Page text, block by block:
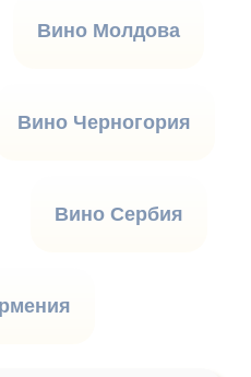
Вино Молдова
Вино Черногория
Вино Сербия